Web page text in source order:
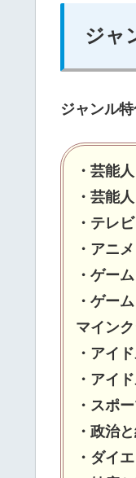
ジャ
ジャンル
・芸能
・芸
・テ
・アニ
・ゲ
・ゲ
マイン
・アイ
・ア
・ス
・政治
・ダイ